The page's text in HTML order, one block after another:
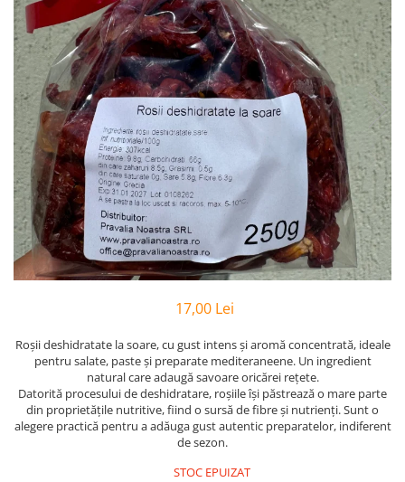
OREZ ȘI CEREALE
PASTE
CREME ȘI PASTE TARTINABILE
CONDIMENTE
CEAIURI GRECEȘTI
CIOCOLATĂ ȘI CACAO
HEALTHY SNACKS
SUPERALIMENTE
LACTATE
BACANIE
PRODUSE ECO / ORGANICE
PRODUSE ROMÂNEȘTI
REMEDII NATURISTE
TOATE PRODUSELE
17,00 Lei
Roșii deshidratate la soare, cu gust intens și aromă concentrată, ideale
pentru salate, paste și preparate mediteraneene. Un ingredient
natural care adaugă savoare oricărei rețete.
Datorită procesului de deshidratare, roșiile își păstrează o mare parte
din proprietățile nutritive, fiind o sursă de fibre și nutrienți. Sunt o
alegere practică pentru a adăuga gust autentic preparatelor, indiferent
de sezon.
STOC EPUIZAT